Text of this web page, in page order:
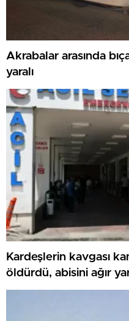
Akrabalar arasında
yaralı
Kardeşlerin kavgası
öldürdü, abisini ağır